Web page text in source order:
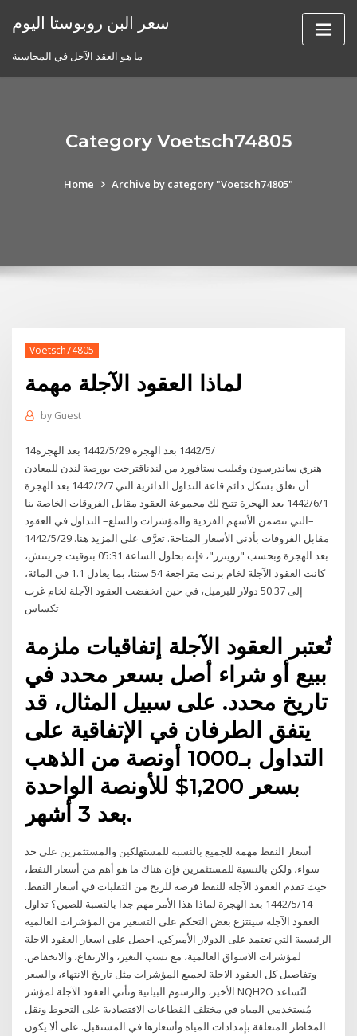
سعر البن روبوستا اليوم
ما هو العقد الآجل في المحاسبة
Category Voetsch74805
Home Archive by category "Voetsch74805"
Voetsch74805
لماذا العقود الآجلة مهمة
by Guest
14‏‏/5‏‏/1442 بعد الهجرة 29‏‏/5‏‏/1442 بعد الهجرة
هنري ساندرسون وفيليب ستافورد من لندناقترحت بورصة لندن للمعادن
أن تغلق بشكل دائم قاعة التداول الدائرية التي 7‏‏/2‏‏/1442 بعد الهجرة
1‏‏/6‏‏/1442 بعد الهجرة تتيح لك مجموعة العقود مقابل الفروقات الخاصة بنا
–التي تتضمن الأسهم الفردية والمؤشرات والسلع– التداول في العقود
مقابل الفروقات بأدنى الأسعار المتاحة. تعرَّف على المزيد هنا. 29‏‏/5‏‏/1442
بعد الهجرة وبحسب "رويترز"، فإنه بحلول الساعة 05:31 بتوقيت جرينتش،
كانت العقود الآجلة لخام برنت متراجعة 54 سنتا، بما يعادل 1.1 في المائة،
إلى 50.37 دولار للبرميل، في حين انخفضت العقود الآجلة لخام غرب
تكساس
تُعتبر العقود الآجلة إتفاقيات ملزمة
ببيع أو شراء أصل بسعر محدد في
تاريخ محدد. على سبيل المثال، قد
يتفق الطرفان في الإتفاقية على
التداول بـ1000 أونصة من الذهب
بسعر 1,200$ للأونصة الواحدة
بعد 3 أشهر.
أسعار النفط مهمة للجميع بالنسبة للمستهلكين والمستثمرين على حد
سواء، ولكن بالنسبة للمستثمرين فإن هناك ما هو أهم من أسعار النفط،
حيث تقدم العقود الآجلة للنفط فرصة للربح من التقلبات في أسعار النفط.
14‏‏/5‏‏/1442 بعد الهجرة لماذا هذا الأمر مهم جدا بالنسبة للصين؟ تداول
العقود الآجلة سينتزع بعض التحكم على التسعير من المؤشرات العالمية
الرئيسية التي تعتمد على الدولار الأميركي. احصل على اسعار العقود الاجلة
لمؤشرات الاسواق العالمية، مع نسب التغير، والارتفاع، والانخفاض.
وتفاصيل كل العقود الاجلة لجميع المؤشرات مثل تاريخ الانتهاء، والسعر
الأخير، والرسوم البيانية وتأتي العقود الآجلة لمؤشر NQH2O لتُساعد
مُستخدمي المياه في مختلف القطاعات الاقتصادية على التحوط ونقل
المخاطر المتعلقة بإمدادات المياه وأسعارها في المستقبل. على ألا يكون